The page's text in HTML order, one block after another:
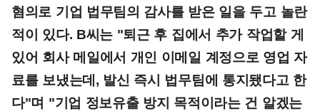
혐의로 기업 법무팀의 감사를 받은 일을 두고 놀란
적이 있다. B씨는 "퇴근 후 집에서 추가 작업할 게
있어 회사 메일에서 개인 이메일 계정으로 영업 자
료를 보냈는데, 발신 즉시 법무팀에 통지됐다고 한
다"며 "기업 정보유출 방지 목적이라는 건 알겠는